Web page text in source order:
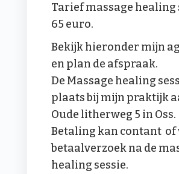
Tarief massage healing
65 euro.
Bekijk hieronder mijn
en plan de afspraak.
De Massage healing
plaats bij mijn praktijk
Oude litherweg 5 in Oss.
Betaling kan contant of
betaalverzoek na de
healing sessie.